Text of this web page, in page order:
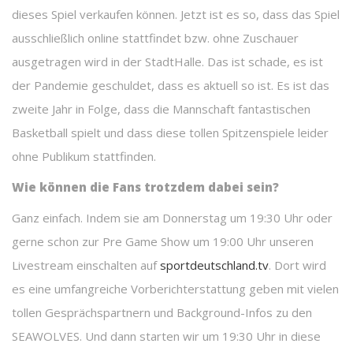
dieses Spiel verkaufen können. Jetzt ist es so, dass das Spiel
ausschließlich online stattfindet bzw. ohne Zuschauer
ausgetragen wird in der StadtHalle. Das ist schade, es ist
der Pandemie geschuldet, dass es aktuell so ist. Es ist das
zweite Jahr in Folge, dass die Mannschaft fantastischen
Basketball spielt und dass diese tollen Spitzenspiele leider
ohne Publikum stattfinden.
Wie können die Fans trotzdem dabei sein?
Ganz einfach. Indem sie am Donnerstag um 19:30 Uhr oder
gerne schon zur Pre Game Show um 19:00 Uhr unseren
Livestream einschalten aufsportdeutschland.tv. Dort wird
es eine umfangreiche Vorberichterstattung geben mit vielen
tollen Gesprächspartnern und Background-Infos zu den
SEAWOLVES. Und dann starten wir um 19:30 Uhr in diese